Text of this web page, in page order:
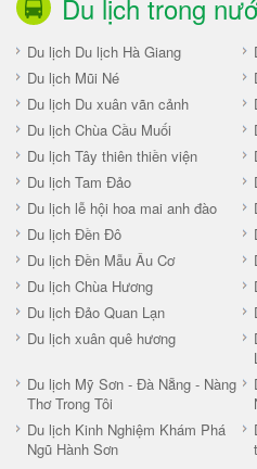
Du lịch trong
Du lịch Du lịch Hà Giang
Du lịch Mũi Né
Du lịch Du xuân vãn cảnh
Du lịch Chùa Cầu Muối
Du lịch Tây thiên thiền viện
Du lịch Tam Đảo
Du lịch lễ hội hoa mai anh đào
Du lịch Đền Đô
Du lịch Đền Mẫu Âu Cơ
Du lịch Chùa Hương
Du lịch Đảo Quan Lạn
Du lịch xuân quê hương
Du lịch Mỹ Sơn - Đà Nẵng - Nàng
Thơ Trong Tôi
Du lịch Kinh Nghiệm Khám Phá
Ngũ Hành Sơn